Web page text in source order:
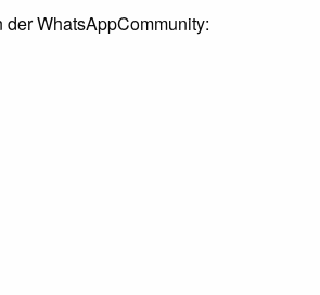
der WhatsAppCommunity: